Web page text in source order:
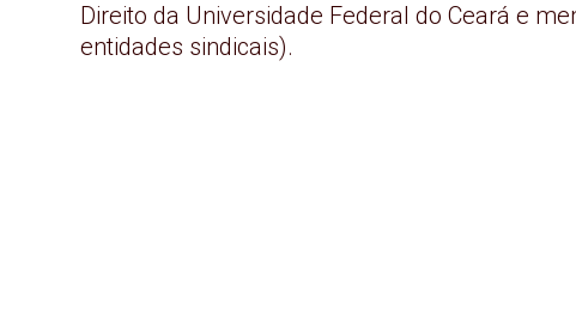
Direito da Universidade Federal do Ceará e
entidades sindicais).